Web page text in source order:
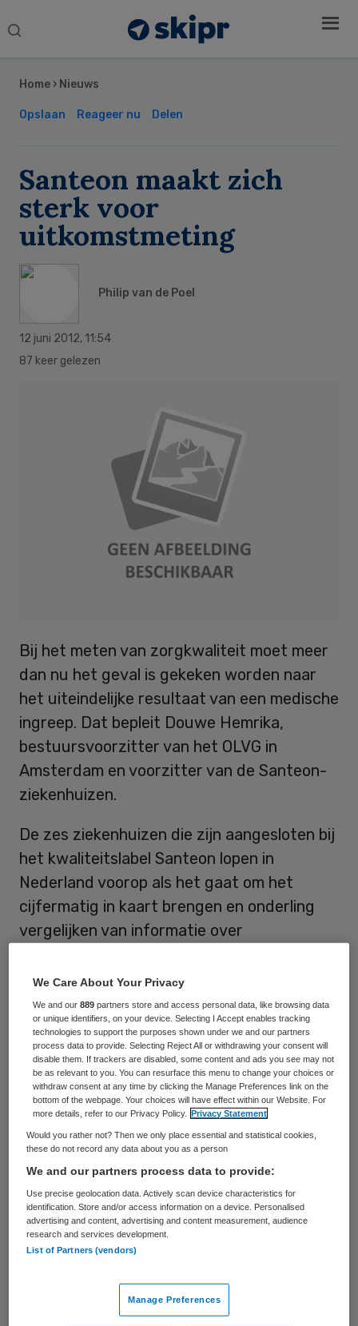
Search
Home › Nieuws
Opslaan Reageer nu Delen
Santeon maakt zich
sterk voor
uitkomstmeting
Philip van de Poel
12 juni 2012, 11:54
87 keer gelezen
Bij het meten van zorgkwaliteit moet meer
dan nu het geval is gekeken worden naar
het uiteindelijke resultaat van een medische
ingreep. Dat bepleit Douwe Hemrika,
bestuursvoorzitter van het OLVG in
Amsterdam en voorzitter van de Santeon-
ziekenhuizen.
De zes ziekenhuizen die zijn aangesloten bij
het kwaliteitslabel Santeon lopen in
Nederland voorop als het gaat om het
cijfermatig in kaart brengen en onderling
vergelijken van informatie over
kwaliteit. “Er is al een aantal landelijke
benchmarks, maar wij vinden dat er een
tandje bij kan”, licht Hemrika deze
voortrekkersrol toe. Zo ontwikkelde
Santeon in samenspraak met deStichting
Miletuseen online Consumer Quality Index-
Ziekenhuizen. In het kader hiervan worden
elk half jaar circa zestigduizend patiënten
bevraagd. “Het voordeel is dat we bijna real
time kunnen zien hoe die patiëntervaringen
zich ontwikkelen”, zegt Hemrika. “In het
verleden berustte zulke
informatie en een beperkt aantal
patiëntengroepen.”
Sidebar
We Care About Your Privacy
We and our889 partners store and access personal data, like browsing data
or unique identifiers, on your device. Selecting I Accept enables tracking
technologies to support the purposes shown under we and our partners
process data to provide. Selecting Reject All or withdrawing your consent will
disable them. If trackers are disabled, some content and ads you see may not
be as relevant to you. You can resurface this menu to change your choices or
withdraw consent at any time by clicking the Manage Preferences link on the
bottom of the webpage. Your choices will have effect within our Website. For
more details, refer to our Privacy Policy.
Privacy Statement
Would you rather not? Then we only place essential and statistical cookies,
these do not record any data about you as a person
We and our partners process data to provide:
Use precise geolocation data. Actively scan device characteristics for
identification. Store and/or access information on a device. Personalised
advertising and content, advertising and content measurement, audience
research and services development.
List of Partners (vendors)
Manage Preferences